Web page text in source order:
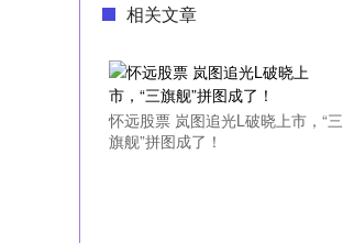
相关文章
怀远股票 岚图追光L破晓上市，“三
旗舰”拼图成了！